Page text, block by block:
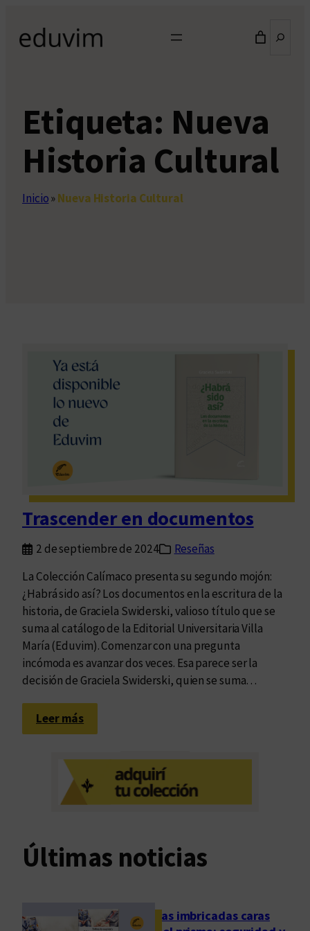
contenido
Etiqueta: Nueva
Historia Cultural
Inicio»Nueva Historia Cultural
Trascender en documentos
2 de septiembre de 2024
Reseñas
La Colección Calímaco presenta su segundo mojón:
¿Habrá sido así? Los documentos en la escritura de la
historia, de Graciela Swiderski, valioso título que se
suma al catálogo de la Editorial Universitaria Villa
María (Eduvim). Comenzar con una pregunta
incómoda es avanzar dos veces. Esa parece ser la
decisión de Graciela Swiderski, quien se suma…
Leer más:
T
s
c
d
e
n
Últimas noticias
Las imbricadas caras